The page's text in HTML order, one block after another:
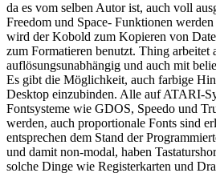
da es vom selben Autor ist, auch voll
Freedom und Space- Funktionen
wird der Kobold zum Kopieren von
zum Formatieren benutzt. Thing arbeitet
auflösungsunabhängig und auch mit
Es gibt die Möglichkeit, auch farbige
Desktop einzubinden. Alle auf ATARI-
Fontsysteme wie GDOS, Speedo und
werden, auch proportionale Fonts sind
entsprechen dem Stand der
und damit non-modal, haben
solche Dinge wie Registerkarten und